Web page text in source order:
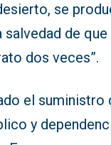
se
de
dos veces”.
el suministro
y